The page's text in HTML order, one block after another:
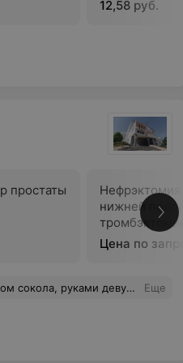
12,58 руб.
простаты
Нефрэктомия
нижней
Цена по
человека. Золотые руки! В отделении – внимание и забота. Большое Вам спасибо за Ваш профессионализм, ответственный подход и чуткость. Еще